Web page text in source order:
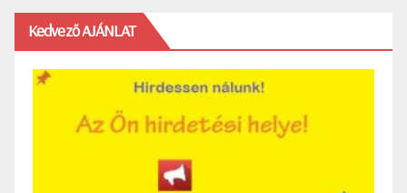
Kedvező AJÁNLAT